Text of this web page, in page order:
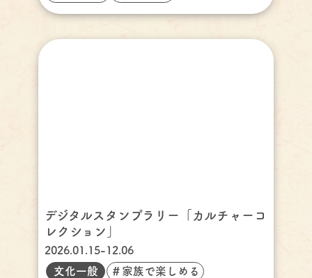
デジタルスタンプラリー「カルチャーコ
レクション」
2026.01.15-12.06
文化一般
＃家族で楽しめる